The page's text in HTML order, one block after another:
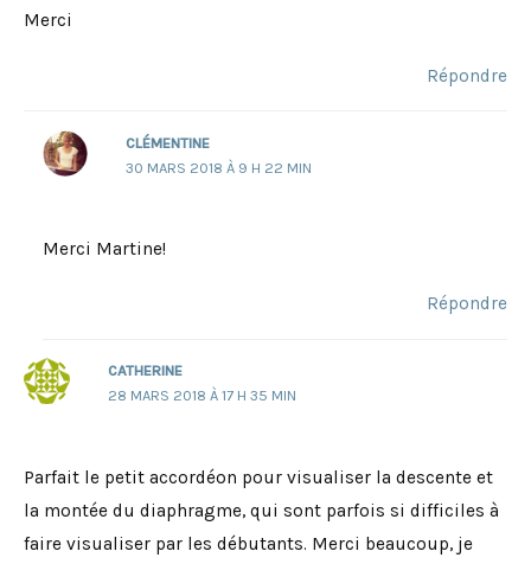
Merci
Répondre
CLÉMENTINE
30 MARS 2018 À 9 H 22 MIN
Merci Martine!
Répondre
CATHERINE
28 MARS 2018 À 17 H 35 MIN
Parfait le petit accordéon pour visualiser la descente et
la montée du diaphragme, qui sont parfois si difficiles à
faire visualiser par les débutants. Merci beaucoup, je